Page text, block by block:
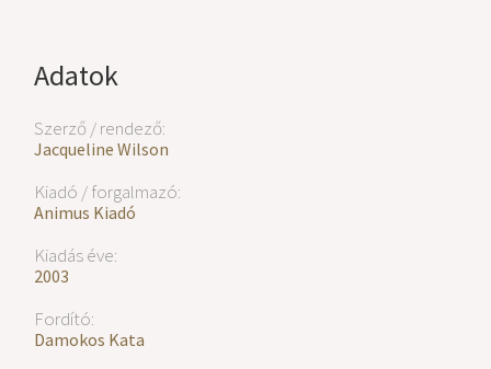
Adatok
Szerző / rendező:
Jacqueline Wilson
Kiadó / forgalmazó:
Animus Kiadó
Kiadás éve:
2003
Fordító:
Damokos Kata